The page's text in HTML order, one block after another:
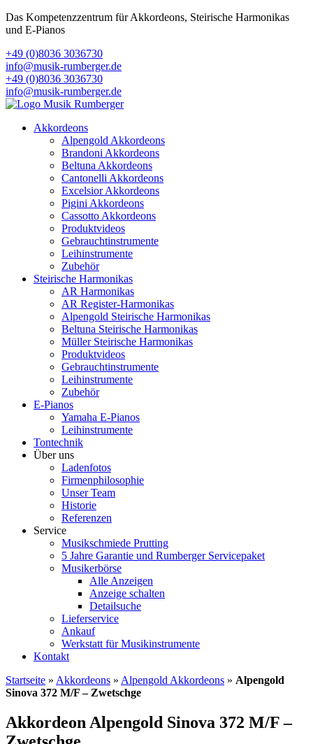
Das Kompetenzzentrum für Akkordeons, Steirische Harmonikas
und E-Pianos
+49 (0)8036 3036730
info@musik-rumberger.de
+49 (0)8036 3036730
info@musik-rumberger.de
Akkordeons
Alpengold Akkordeons
Brandoni Akkordeons
Beltuna Akkordeons
Cantonelli Akkordeons
Excelsior Akkordeons
Pigini Akkordeons
Cassotto Akkordeons
Produktvideos
Gebrauchtinstrumente
Leihinstrumente
Zubehör
Steirische Harmonikas
AR Harmonikas
AR Register-Harmonikas
Alpengold Steirische Harmonikas
Beltuna Steirische Harmonikas
Müller Steirische Harmonikas
Produktvideos
Gebrauchtinstrumente
Leihinstrumente
Zubehör
E-Pianos
Yamaha E-Pianos
Leihinstrumente
Tontechnik
Über uns
Ladenfotos
Firmenphilosophie
Unser Team
Historie
Referenzen
Service
Musikschmiede Prutting
5 Jahre Garantie und Rumberger Servicepaket
Musikerbörse
Alle Anzeigen
Anzeige schalten
Detailsuche
Lieferservice
Ankauf
Werkstatt für Musikinstrumente
Kontakt
Startseite » Akkordeons » Alpengold Akkordeons » Alpengold
Sinova 372 M/F – Zwetschge
Akkordeon Alpengold Sinova 372 M/F –